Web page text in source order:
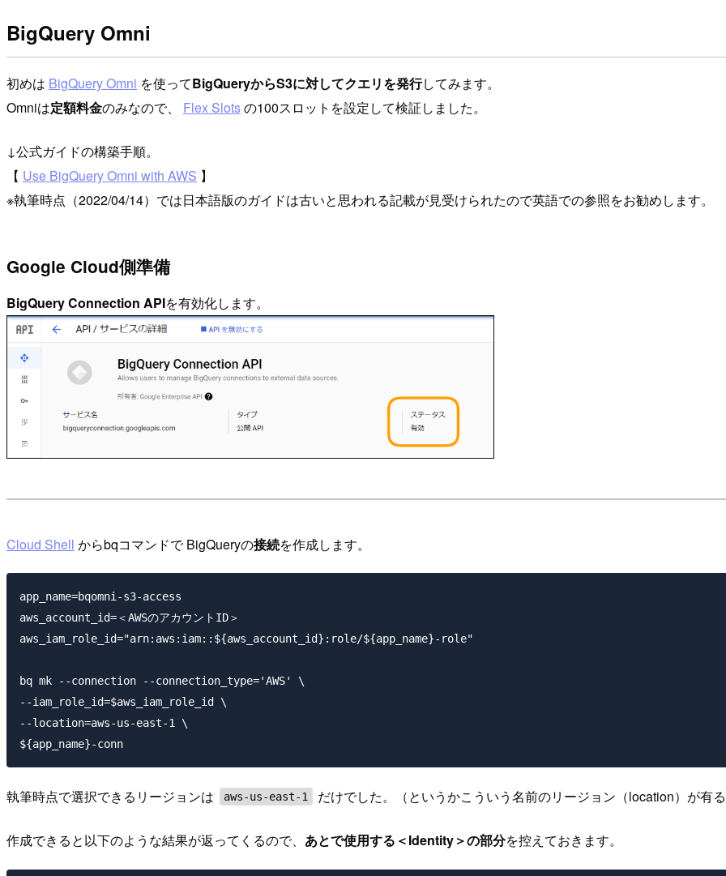
BigQuery Omni
初めは BigQuery Omni を使ってBigQueryからS3に対してクエリを発行してみます。
Omniは定額料金のみなので、 Flex Slotsの100スロットを設定して検証しました。
↓公式ガイドの構築手順。
【 Use BigQuery Omni with AWS 】
※執筆時点（2022/04/14）では日本語版のガイドは古いと思われる記載が見受けられたので英語での参照をお勧めします。
Google Cloud側準備
BigQuery Connection APIを有効化します。
Cloud Shell からbqコマンドで BigQueryの接続を作成します。
app_name=bqomni-s3-access
aws_account_id=＜AWSのアカウントID＞
aws_iam_role_id="arn:aws:iam::${aws_account_id}:role/${app_name}-role"
bq mk --connection --connection_type='AWS' \
--iam_role_id=$aws_iam_role_id \
--location=aws-us-east-1 \
執筆時点で選択できるリージョンは aws-us-east-1 だけでした。（というかこういう名前のリージョン（location）が有
作成できると以下のような結果が返ってくるので、 あとで使用する＜Identity＞の部分を控えておきます。